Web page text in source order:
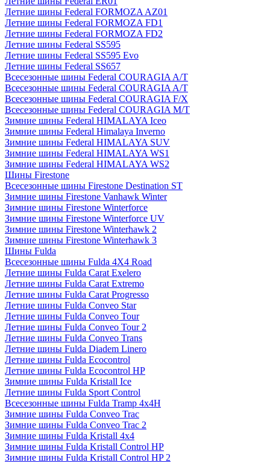
Летние шины Federal FORMOZA AZ01
Летние шины Federal FORMOZA FD1
Летние шины Federal FORMOZA FD2
Летние шины Federal SS595
Летние шины Federal SS595 Evo
Летние шины Federal SS657
Всесезонные шины Federal COURAGIA A/T
Всесезонные шины Federal COURAGIA A/T
Всесезонные шины Federal COURAGIA F/X
Всесезонные шины Federal COURAGIA M/T
Зимние шины Federal HIMALAYA Iceo
Зимние шины Federal Himalaya Inverno
Зимние шины Federal HIMALAYA SUV
Зимние шины Federal HIMALAYA WS1
Зимние шины Federal HIMALAYA WS2
Шины Firestone
Всесезонные шины Firestone Destination ST
Зимние шины Firestone Vanhawk Winter
Зимние шины Firestone Winterforce
Зимние шины Firestone Winterforce UV
Зимние шины Firestone Winterhawk 2
Зимние шины Firestone Winterhawk 3
Шины Fulda
Всесезонные шины Fulda 4X4 Road
Летние шины Fulda Carat Exelero
Летние шины Fulda Carat Extremo
Летние шины Fulda Carat Progresso
Летние шины Fulda Conveo Star
Летние шины Fulda Conveo Tour
Летние шины Fulda Conveo Tour 2
Летние шины Fulda Conveo Trans
Летние шины Fulda Diadem Linero
Летние шины Fulda Ecocontrol
Летние шины Fulda Ecocontrol HP
Зимние шины Fulda Kristall Ice
Летние шины Fulda Sport Control
Всесезонные шины Fulda Tramp 4x4H
Зимние шины Fulda Conveo Trac
Зимние шины Fulda Conveo Trac 2
Зимние шины Fulda Kristall 4x4
Зимние шины Fulda Kristall Control HP
Зимние шины Fulda Kristall Control HP 2